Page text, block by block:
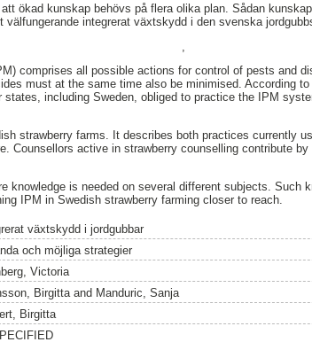
ökad kunskap behövs på flera olika plan. Sådan
integrerat växtskydd i den svenska
comprises all possible actions for control of pests and
must at the same time also be minimised. According
states, including Sweden, obliged to practice the IPM
strawberry farms. It describes both practices currently
Counsellors active in strawberry counselling contribute
knowledge is needed on several different subjects. Such
IPM in Swedish strawberry farming closer to reach.
växtskydd i jordgubbar
och möjliga strategier
Victoria
Birgittaand Manduric, Sanja
Birgitta